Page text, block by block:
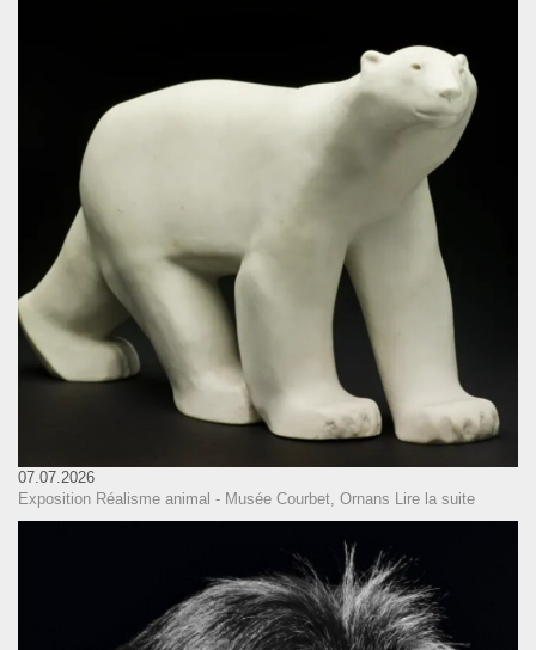
07.07.2026
Exposition Réalisme animal - Musée Courbet, Ornans Lire la suite